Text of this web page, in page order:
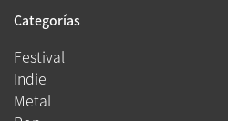
Categorías
Festival
Indie
Metal